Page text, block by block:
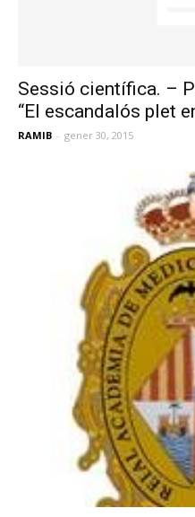
Sessió científica. –
“El escandalós plet
RAMIB - gener 30, 2015